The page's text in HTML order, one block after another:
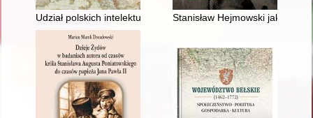
Udział polskich intelektualistów w opracowaniu założeń ładu
Stanisław Hejmowski jako